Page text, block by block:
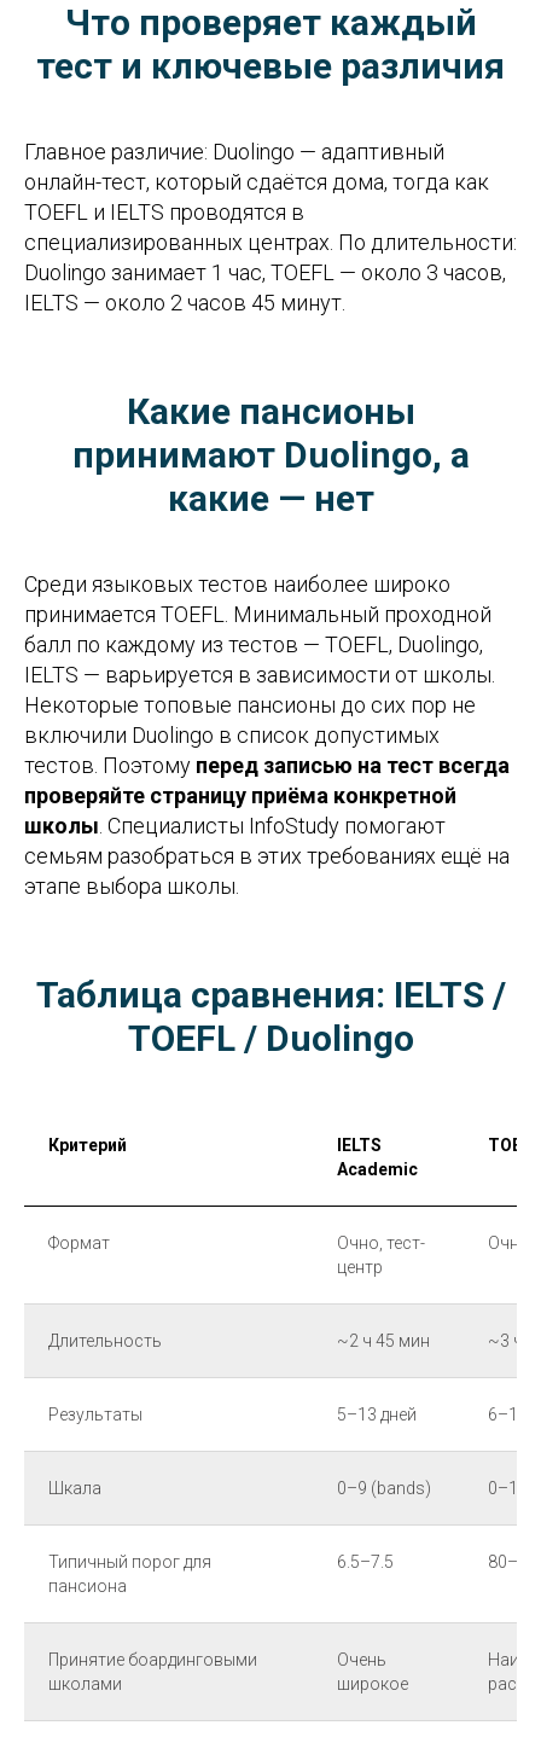
Что проверяет каждый
тест и ключевые различия
Главное различие: Duolingo — адаптивный
онлайн-тест, который сдаётся дома, тогда как
TOEFL и IELTS проводятся в
специализированных центрах. По длительности:
Duolingo занимает 1 час, TOEFL — около 3 часов,
IELTS — около 2 часов 45 минут.
Какие пансионы
принимают Duolingo, а
какие — нет
Среди языковых тестов наиболее широко
принимается TOEFL. Минимальный проходной
балл по каждому из тестов — TOEFL, Duolingo,
IELTS — варьируется в зависимости от школы.
Некоторые топовые пансионы до сих пор не
включили Duolingo в список допустимых
тестов. Поэтому перед записью на тест всегда
проверяйте страницу приёма конкретной
школы. Специалисты InfoStudy помогают
семьям разобраться в этих требованиях ещё на
этапе выбора школы.
Таблица сравнения: IELTS /
TOEFL / Duolingo
Критерий
IELTS
Academic
Формат
Очно, тест-
центр
Очно,
Длительность ~2 ч 45 мин ~3
Результаты 5–13 дней 6–10
Шкала 0–9 (bands) 0–120
Типичный порог для
пансиона
6.5–7.5
Принятие боардинговыми
школами
Очень
широкое